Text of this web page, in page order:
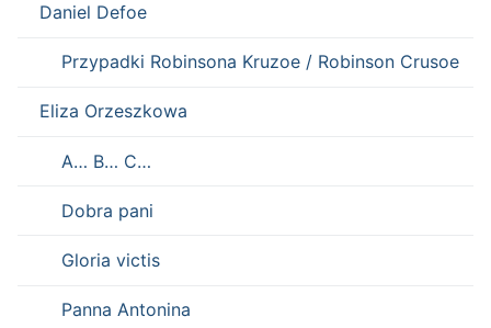
Daniel Defoe
Przypadki Robinsona Kruzoe / Robinson Crusoe
Eliza Orzeszkowa
A… B… C…
Dobra pani
Gloria victis
Panna Antonina